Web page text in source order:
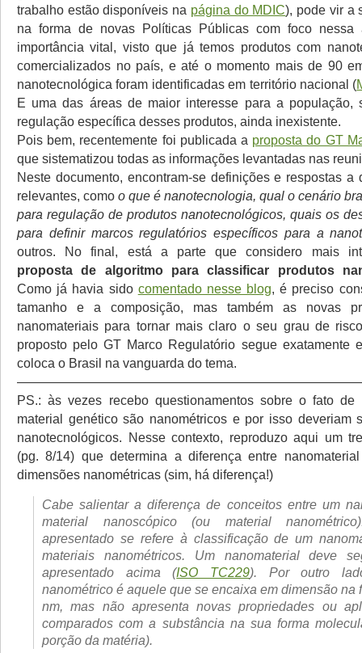
trabalho estão disponíveis na página do MDIC), pode vir a
na forma de novas Políticas Públicas com foco
importância vital, visto que já temos produtos com
comercializados no país, e até o momento mais de 90
nanotecnológica foram identificadas em território nacional (
E uma das áreas de maior interesse para a população,
regulação específica desses produtos, ainda inexistente.
Pois bem, recentemente foi publicada a proposta do GT
que sistematizou todas as informações levantadas nas
Neste documento, encontram-se definições e respostas a
relevantes, como o que é nanotecnologia, qual o cenário
para regulação de produtos nanotecnológicos, quais os
para definir marcos regulatórios específicos para a
outros. No final, está a parte que considero mais
proposta de algoritmo para classificar produtos
Como já havia sido comentado nesse blog, é preciso
tamanho e a composição, mas também as novas
nanomateriais para tornar mais claro o seu grau de
proposto pelo GT Marco Regulatório segue exatamente
coloca o Brasil na vanguarda do tema.
PS.: às vezes recebo questionamentos sobre o fato de
material genético são nanométricos e por isso deveriam
nanotecnológicos. Nesse contexto, reproduzo aqui um
(pg. 8/14) que determina a diferença entre
dimensões nanométricas (sim, há diferença!)
Cabe salientar a diferença de conceitos entre um
material nanoscópico (ou material
apresentado se refere à classificação de um
materiais nanométricos. Um nanomaterial deve
apresentado acima (ISO TC229). Por outro
nanométrico é aquele que se encaixa em dimensão na
nm, mas não apresenta novas propriedades ou
comparados com a substância na sua forma
porção da matéria).